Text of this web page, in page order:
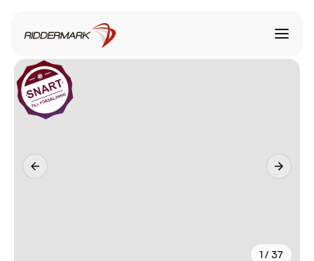
1 / 37